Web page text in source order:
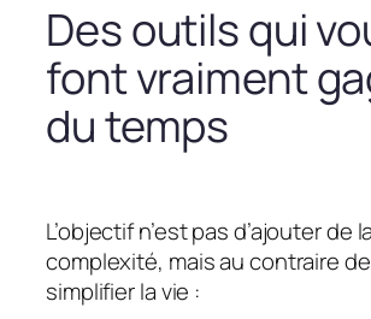
Des outils qui
font vraiment
du temps
L’objectif n’est pas d’ajouter de la
complexité, mais au contraire
simplifier la vie :